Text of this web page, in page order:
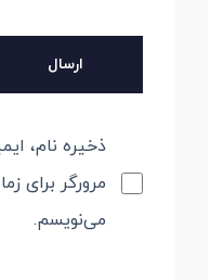
ذخیره نام،
مرورگر برای
می‌نویسم.